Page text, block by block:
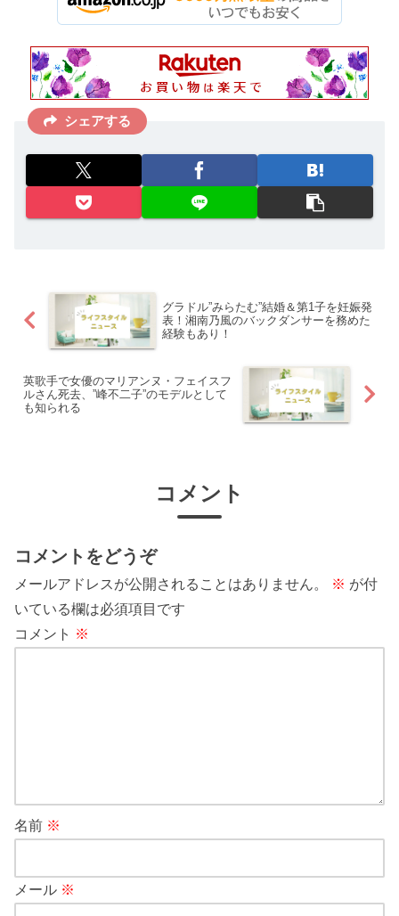
シェアする
グラドル”みらたむ”結婚＆第1子を妊娠発
表！湘南乃風のバックダンサーを務めた
経験もあり！
英歌手で女優のマリアンヌ・フェイスフ
ルさん死去、”峰不二子”のモデルとして
も知られる
コメント
コメントをどうぞ
メールアドレスが公開されることはありません。 ※ が付
いている欄は必須項目です
コメント ※
名前 ※
メール ※